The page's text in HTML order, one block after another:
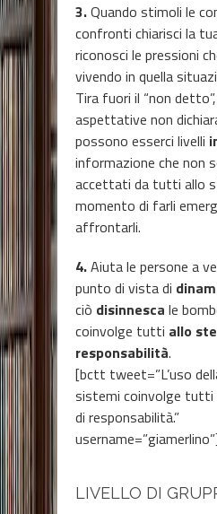
3.Quando stimoli le
confronti chiarisci la
riconosci le pressioni
vivendo in quella
Tira fuori il “non
aspettative non
possono esserci livelli
informazione che non
accettati da tutti allo
momento di farli
affrontarli.
4.Aiuta le persone a
punto di vista di
ciò disinnesca le
coinvolge tutti allo
responsabilità.
[bctt tweet=”L’uso
sistemi coinvolge tutti
di responsabilità.”
LIVELLO DI